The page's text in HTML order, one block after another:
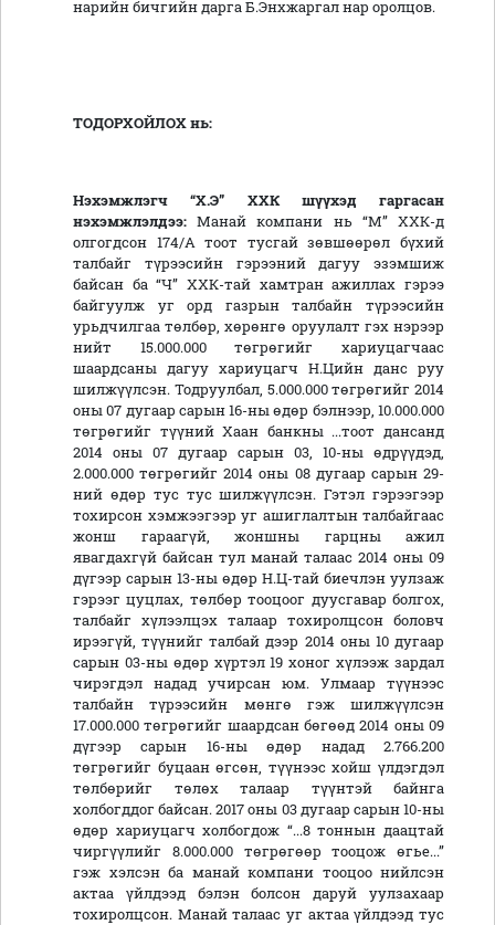
нарийн бичгийн дарга Б.Энхжаргал нар оролцов.
ТОДОРХОЙЛОХ нь:
Нэхэмжлэгч “Х.Э” ХХК шүүхэд гаргасан
нэхэмжлэлдээ: Манай компани нь “М” ХХК-д
олгогдсон 174/А тоот тусгай зөвшөөрөл бүхий
талбайг түрээсийн гэрээний дагуу эзэмшиж
байсан ба “Ч” ХХК-тай хамтран ажиллах гэрээ
байгуулж уг орд газрын талбайн түрээсийн
урьдчилгаа төлбөр, хөрөнгө оруулалт гэх нэрээр
нийт 15.000.000 төгрөгийг хариуцагчаас
шаардсаны дагуу хариуцагч Н.Цийн данс руу
шилжүүлсэн. Тодруулбал, 5.000.000 төгрөгийг 2014
оны 07 дугаар сарын 16-ны өдөр бэлнээр, 10.000.000
төгрөгийг түүний Хаан банкны ...тоот дансанд
2014 оны 07 дугаар сарын 03, 10-ны өдрүүдэд,
2.000.000 төгрөгийг 2014 оны 08 дугаар сарын 29-
ний өдөр тус тус шилжүүлсэн. Гэтэл гэрээгээр
тохирсон хэмжээгээр уг ашиглалтын талбайгаас
жонш гараагүй, жоншны гарцны ажил
явагдахгүй байсан тул манай талаас 2014 оны 09
дүгээр сарын 13-ны өдөр Н.Ц-тай биечлэн уулзаж
гэрээг цуцлах, төлбөр тооцоог дуусгавар болгох,
талбайг хүлээлцэх талаар тохиролцсон боловч
ирээгүй, түүнийг талбай дээр 2014 оны 10 дугаар
сарын 03-ны өдөр хүртэл 19 хоног хүлээж зардал
чирэгдэл надад учирсан юм. Улмаар түүнээс
талбайн түрээсийн мөнгө гэж шилжүүлсэн
17.000.000 төгрөгийг шаардсан бөгөөд 2014 оны 09
дүгээр сарын 16-ны өдөр надад 2.766.200
төгрөгийг буцаан өгсөн, түүнээс хойш үлдэгдэл
төлбөрийг төлөх талаар түүнтэй байнга
холбогддог байсан. 2017 оны 03 дугаар сарын 10-ны
өдөр хариуцагч холбогдож “...8 тоннын даацтай
чиргүүлийг 8.000.000 төгрөгөөр тооцож өгье...”
гэж хэлсэн ба манай компани тооцоо нийлсэн
актаа үйлдээд бэлэн болсон даруй уулзахаар
тохиролцсон. Манай талаас уг актаа үйлдээд тус